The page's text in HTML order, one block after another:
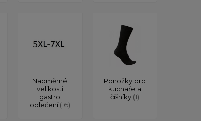
Nadměrné
velikosti
gastro
oblečení(16)
Ponožky pro
kuchaře a
číšníky (1)